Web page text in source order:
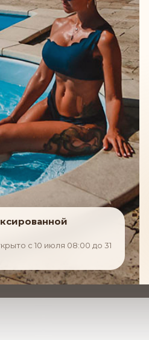
с 10 июля 08:00 до 31
Главная Процедуры